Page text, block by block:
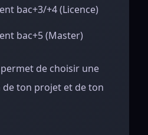
bac+3/+4 (Licence)
bac+5 (Master)
de choisir une
ton projet et de ton